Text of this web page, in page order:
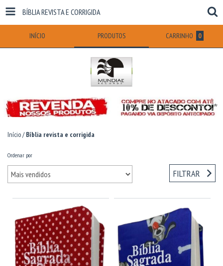
BÍBLIA REVISTA E CORRIGIDA
INÍCIO PRODUTOS CARRINHO 0
Início/ Bíblia revista e corrigida
Ordenar por
FILTRAR